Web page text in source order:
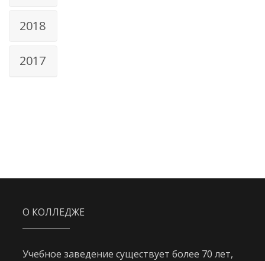
2018
2017
О КОЛЛЕДЖЕ
Учебное заведение существует более 70 лет,